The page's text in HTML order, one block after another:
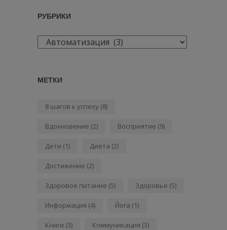
РУБРИКИ
Рубрики
МЕТКИ
8 шагов к успеху (8)
Вдохновение (2) Восприятие (9)
Дети (1) Диета (2)
Достижение (2)
Здоровое питание (5) Здоровье (5)
Информация (4) Йога (1)
Книги (3) Коммуникация (3)